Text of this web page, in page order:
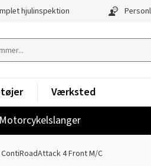
hjulinspektion
Motorcykelslanger
Værksted
ContiRoadAttack 4 Front M/C